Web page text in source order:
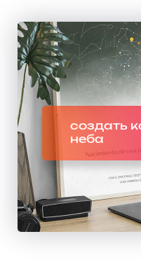
создать
неба